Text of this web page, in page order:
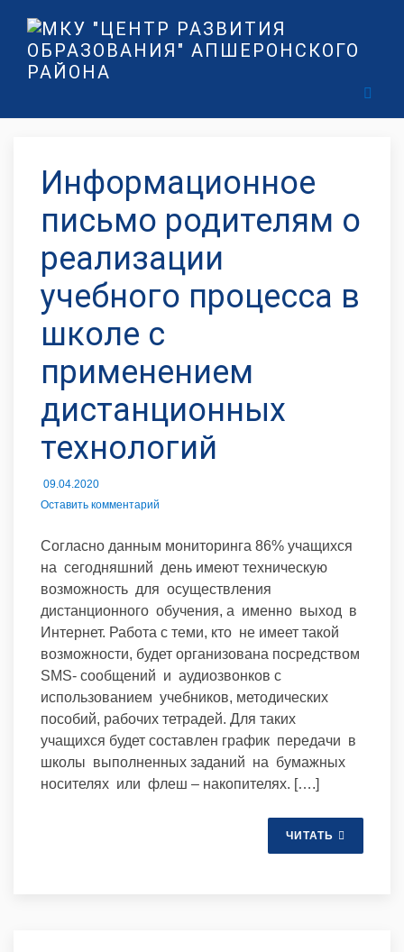
Информационное
письмо родителям о
реализации
учебного процесса в
школе с
применением
дистанционных
технологий
09.04.2020
Оставить комментарий
Согласно данным мониторинга 86% учащихся
на сегодняшний день имеют техническую
возможность для осуществления
дистанционного обучения, а именно выход в
Интернет. Работа с теми, кто не имеет такой
возможности, будет организована посредством
SMS- сообщений и аудиозвонков с
использованием учебников, методических
пособий, рабочих тетрадей. Для таких
учащихся будет составлен график передачи в
школы выполненных заданий на бумажных
носителях или флеш – накопителях. [….]
ЧИТАТЬ